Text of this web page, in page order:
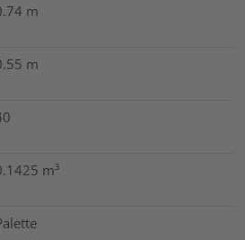
m
m
m³